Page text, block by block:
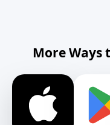
More Ways